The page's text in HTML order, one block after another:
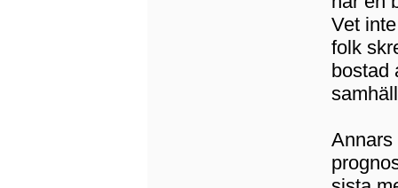
Vet
folk
bostad
Annars